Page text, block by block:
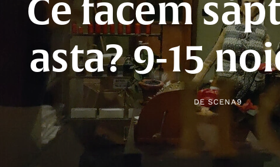
Ce facem
asta? 9-15
DESCENA9